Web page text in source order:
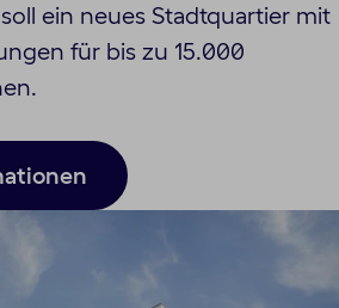
ein neues Stadtquartier mit
für bis zu 15.000